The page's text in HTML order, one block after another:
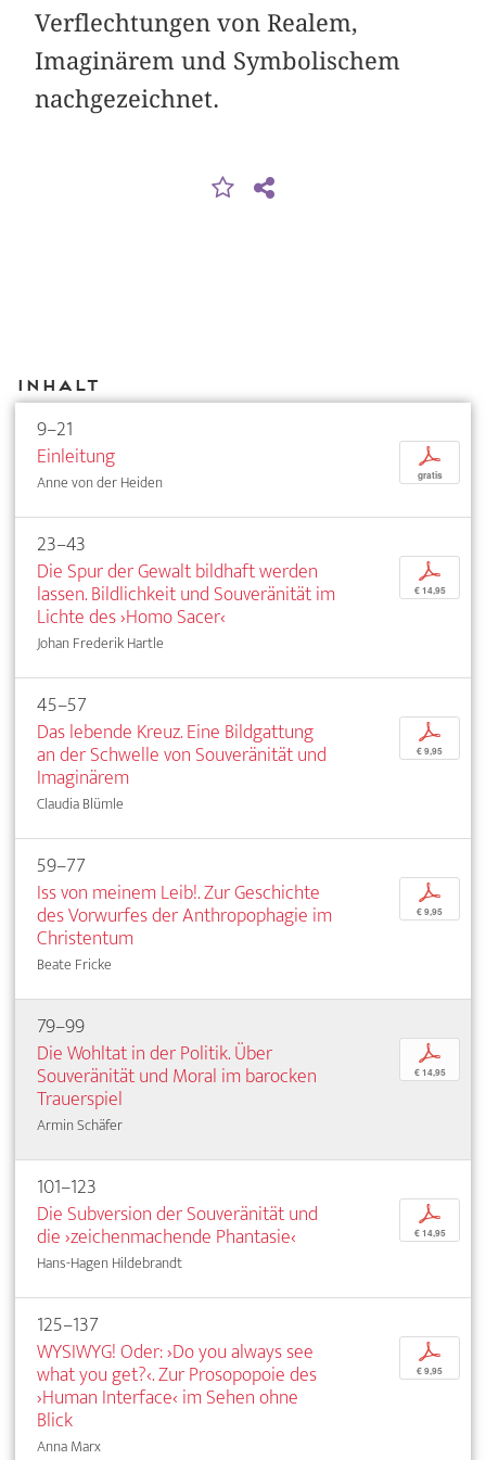
Verflechtungen von Realem,
Imaginärem und Symbolischem
nachgezeichnet.
Inhalt
9–21
Einleitung
Anne von der Heiden
p
gratis
23–43
Die Spur der Gewalt bildhaft werden
lassen. Bildlichkeit und Souveränität im
Lichte des ›Homo Sacer‹
Johan Frederik Hartle
p
€ 14,95
45–57
Das lebende Kreuz. Eine Bildgattung
an der Schwelle von Souveränität und
Imaginärem
Claudia Blümle
p
€ 9,95
59–77
Iss von meinem Leib!. Zur Geschichte
des Vorwurfes der Anthropophagie im
Christentum
Beate Fricke
p
€ 9,95
79–99
Die Wohltat in der Politik. Über
Souveränität und Moral im barocken
Trauerspiel
Armin Schäfer
p
€ 14,95
101–123
Die Subversion der Souveränität und
die ›zeichenmachende Phantasie‹
Hans-Hagen Hildebrandt
p
€ 14,95
125–137
WYSIWYG! Oder: ›Do you always see
what you get?‹. Zur Prosopopoie des
›Human Interface‹ im Sehen ohne
Blick
Anna Marx
p
€ 9,95